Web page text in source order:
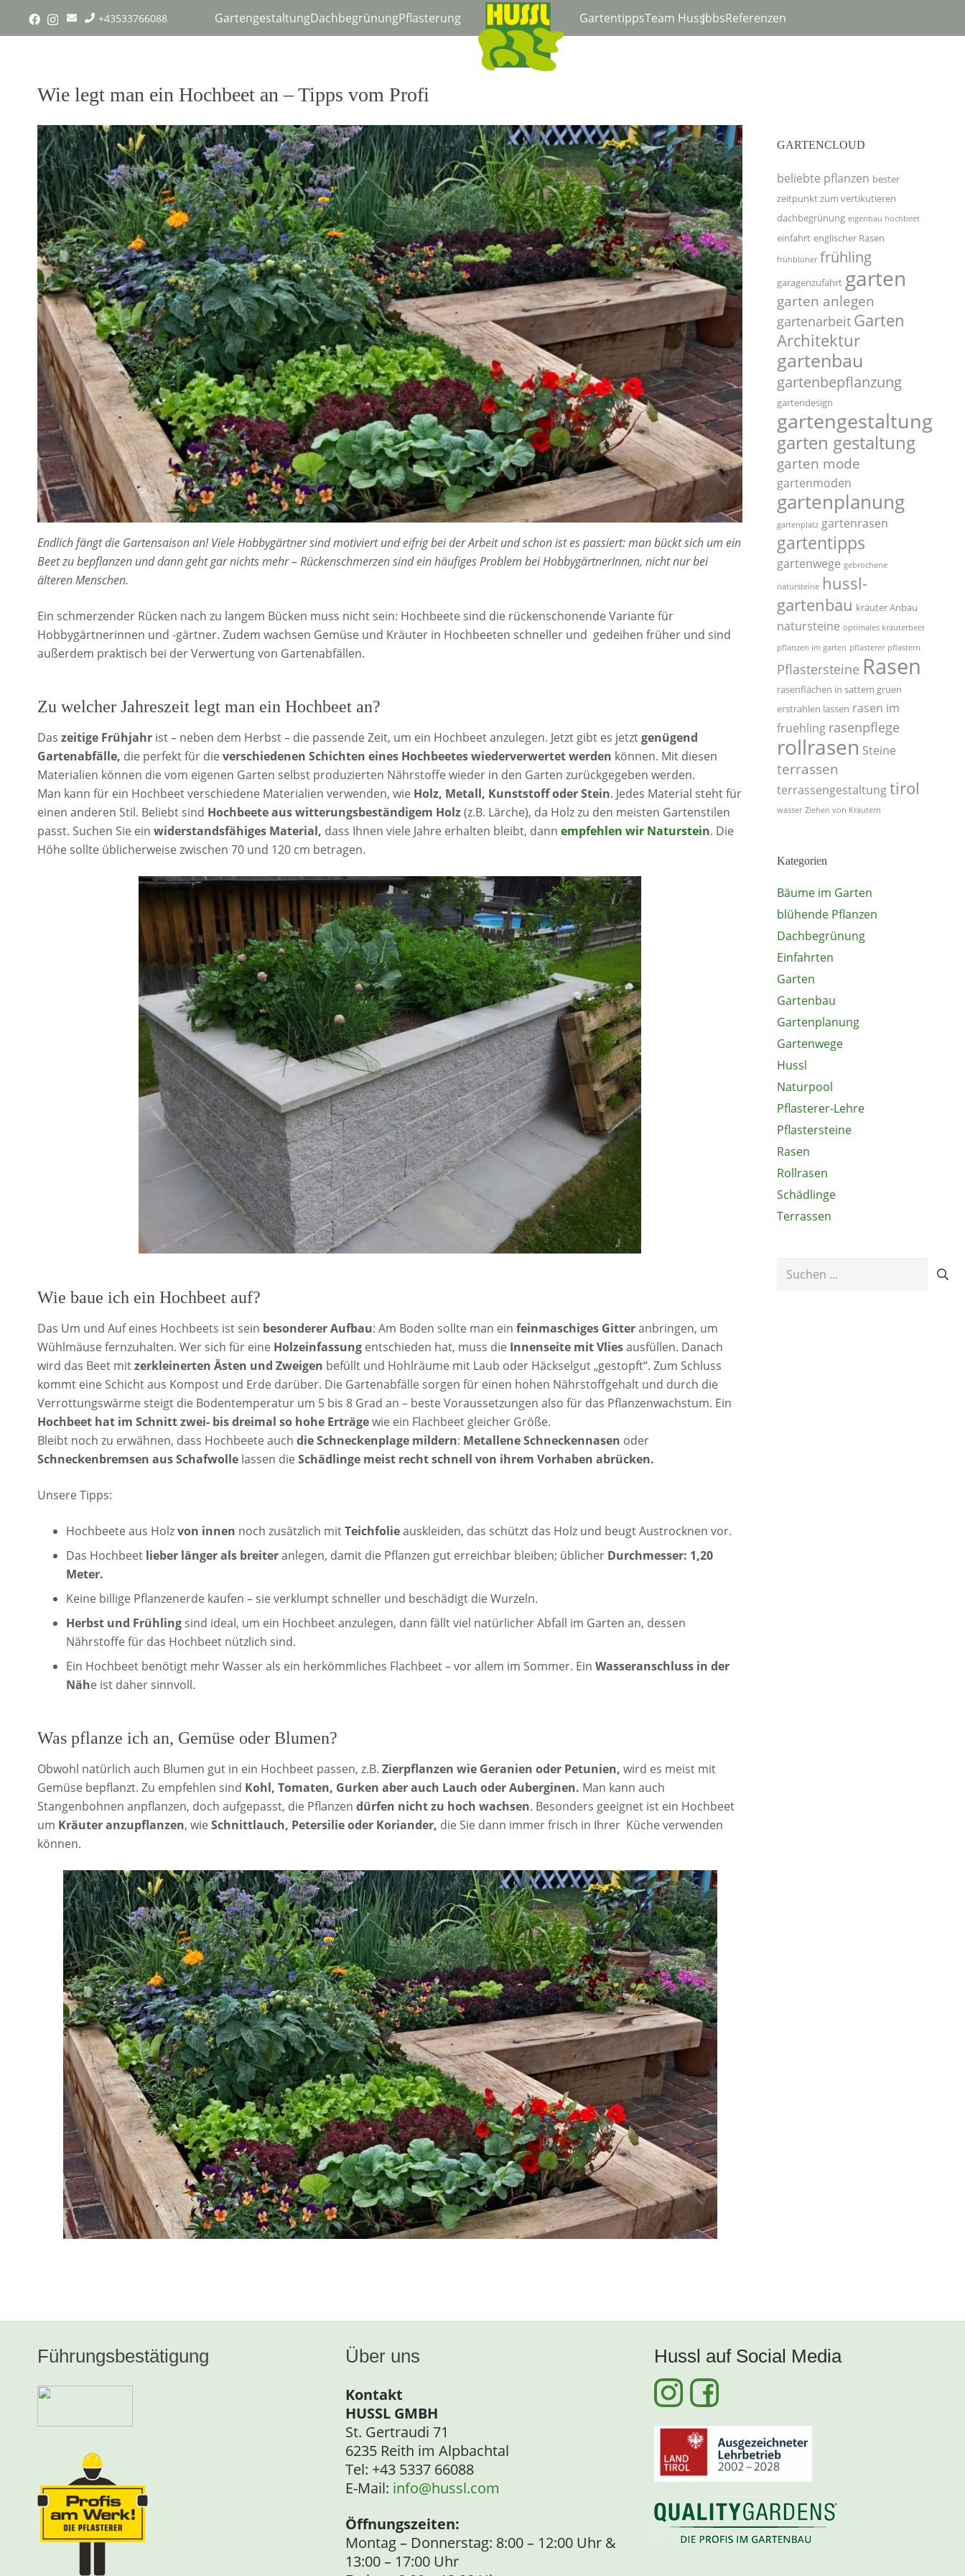
+43533766088 GartengestaltungDachbegrünungPflasterung GartentippsTeam HusslJobsReferenzen
Wie legt man ein Hochbeet an – Tipps vom Profi
Endlich fängt die Gartensaison an! Viele Hobbygärtner sind motiviert und eifrig bei der Arbeit und schon ist es passiert: man bückt sich um ein
Beet zu bepflanzen und dann geht gar nichts mehr – Rückenschmerzen sind ein häufiges Problem bei HobbygärtnerInnen, nicht nur bei
älteren Menschen.
Ein schmerzender Rücken nach zu langem Bücken muss nicht sein: Hochbeete sind die rückenschonende Variante für
Hobbygärtnerinnen und -gärtner. Zudem wachsen Gemüse und Kräuter in Hochbeeten schneller und gedeihen früher und sind
außerdem praktisch bei der Verwertung von Gartenabfällen.
Zu welcher Jahreszeit legt man ein Hochbeet an?
Das zeitige Frühjahr ist – neben dem Herbst – die passende Zeit, um ein Hochbeet anzulegen. Jetzt gibt es jetztgenügend
Gartenabfälle, die perfekt für die verschiedenen Schichten eines Hochbeetes wiederverwertet werden können. Mit diesen
Materialien können die vom eigenen Garten selbst produzierten Nährstoffe wieder in den Garten zurückgegeben werden.
Man kann für ein Hochbeet verschiedene Materialien verwenden, wie Holz, Metall, Kunststoff oder Stein. Jedes Material steht für
einen anderen Stil. Beliebt sind Hochbeete aus witterungsbeständigem Holz(z.B. Lärche), da Holz zu den meisten Gartenstilen
passt. Suchen Sie ein widerstandsfähiges Material, dass Ihnen viele Jahre erhalten bleibt, dann empfehlen wir Naturstein. Die
Höhe sollte üblicherweise zwischen 70 und 120 cm betragen.
Wie baue ich ein Hochbeet auf?
Das Um und Auf eines Hochbeets ist sein besonderer Aufbau: Am Boden sollte man ein feinmaschiges Gitteranbringen, um
Wühlmäuse fernzuhalten. Wer sich für eine Holzeinfassung entschieden hat, muss die Innenseite mit Vliesausfüllen. Danach
wird das Beet mitzerkleinerten Ästen und Zweigen befüllt und Hohlräume mit Laub oder Häckselgut „gestopft“. Zum Schluss
kommt eine Schicht aus Kompost und Erde darüber. Die Gartenabfälle sorgen für einen hohen Nährstoffgehalt und durch die
Verrottungswärme steigt die Bodentemperatur um 5 bis 8 Grad an – beste Voraussetzungen also für das Pflanzenwachstum. Ein
Hochbeet hat im Schnitt zwei- bis dreimal so hohe Erträgewie ein Flachbeet gleicher Größe.
Bleibt noch zu erwähnen, dass Hochbeete auch die Schneckenplage mildern: Metallene Schneckennasen oder
Schneckenbremsen aus Schafwolle lassen die Schädlinge meist recht schnell von ihrem Vorhaben abrücken.
Unsere Tipps:
Hochbeete aus Holzvon innen noch zusätzlich mitTeichfolieauskleiden, das schützt das Holz und beugt Austrocknen vor.
Das Hochbeet lieber länger als breiteranlegen, damit die Pflanzen gut erreichbar bleiben; üblicher Durchmesser: 1,20
Meter.
Keine billige Pflanzenerde kaufen – sie verklumpt schneller und beschädigt die Wurzeln.
Herbst und Frühling sind ideal, um ein Hochbeet anzulegen, dann fällt viel natürlicher Abfall im Garten an, dessen
Nährstoffe für das Hochbeet nützlich sind.
Ein Hochbeet benötigt mehr Wasser als ein herkömmliches Flachbeet – vor allem im Sommer. Ein Wasseranschluss in der
Nähe ist daher sinnvoll.
Was pflanze ich an, Gemüse oder Blumen?
Obwohl natürlich auch Blumen gut in ein Hochbeet passen, z.B. Zierpflanzen wie Geranien oder Petunien, wird es meist mit
Gemüse bepflanzt. Zu empfehlen sind Kohl, Tomaten, Gurken aber auch Lauch oder Auberginen. Man kann auch
Stangenbohnen anpflanzen, doch aufgepasst, die Pflanzen dürfen nicht zu hoch wachsen. Besonders geeignet ist ein Hochbeet
um Kräuter anzupflanzen, wie Schnittlauch, Petersilie oder Koriander, die Sie dann immer frisch in Ihrer Küche verwenden
können.
GARTENCLOUD
beliebte pflanzen bester
zeitpunkt zum vertikutieren
dachbegrünung eigenbau hochbeet
einfahrt englischer Rasen
frühblüher frühling
garagenzufahrt garten
garten anlegen
gartenarbeit Garten
Architektur
gartenbau
gartenbepflanzung
gartendesign
gartengestaltung
garten gestaltung
garten mode
gartenmoden
gartenplanung
gartenplatz gartenrasen
gartentipps
gartenwege gebrochene
natursteine hussl-
gartenbau kräuter Anbau
natursteine optimales kräuterbeet
pflanzen im garten pflasterer pflastern
Pflastersteine Rasen
rasenflächen in sattem gruen
erstrahlen lassen rasen im
fruehling rasenpflege
rollrasen Steine
terrassen
terrassengestaltungtirol
wasser Ziehen von Kräutern
Kategorien
Bäume im Garten
blühende Pflanzen
Dachbegrünung
Einfahrten
Garten
Gartenbau
Gartenplanung
Gartenwege
Hussl
Naturpool
Pflasterer-Lehre
Pflastersteine
Rasen
Rollrasen
Schädlinge
Terrassen
Suchen
Führungsbestätigung Über uns
Kontakt
HUSSL GMBH
St. Gertraudi 71
6235 Reith im Alpbachtal
Tel: +43 5337 66088
E-Mail: info@hussl.com
Öffnungszeiten:
Montag – Donnerstag: 8:00 – 12:00 Uhr &
13:00 – 17:00 Uhr
Hussl auf Social Media